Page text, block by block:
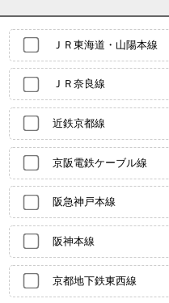
ＪＲ東海道・山陽本線
ＪＲ奈良線
近鉄京都線
京阪電鉄ケーブル線
阪急神戸本線
阪神本線
京都地下鉄東西線